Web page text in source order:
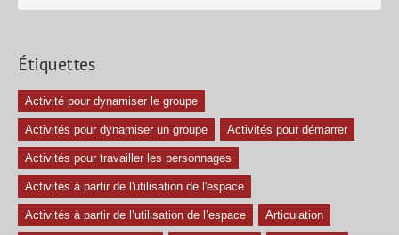
Étiquettes
Activité pour dynamiser le groupe
Activités pour dynamiser un groupe Activités pour démarrer
Activités pour travailler les personnages
Activités à partir de l'utilisation de l'espace
Activités à partir de l’utilisation de l’espace Articulation